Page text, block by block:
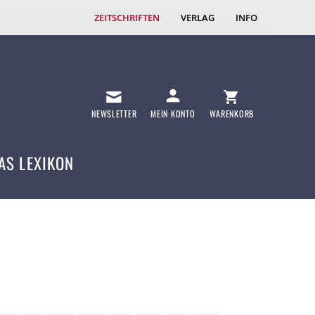
ZEITSCHRIFTEN VERLAG INFO
NEWSLETTER MEIN KONTO WARENKORB
LEXIKON